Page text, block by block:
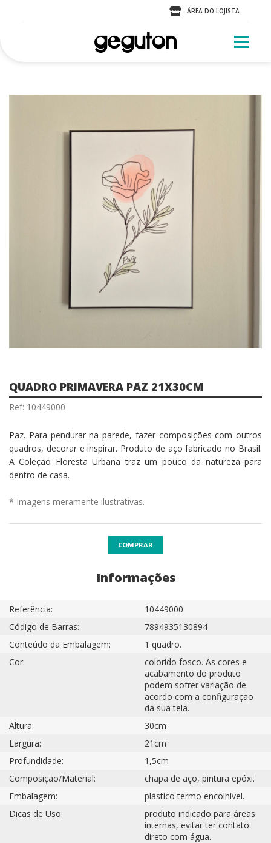
ÁREA DO LOJISTA
QUADRO PRIMAVERA PAZ 21X30CM
Ref: 10449000
Paz. Para pendurar na parede, fazer composições com outros
quadros, decorar e inspirar. Produto de aço fabricado no Brasil.
A Coleção Floresta Urbana traz um pouco da natureza para
dentro de casa.
* Imagens meramente ilustrativas.
COMPRAR
Informações
Referência:
10449000
Código de Barras:
7894935130894
Conteúdo da Embalagem:
1 quadro.
Cor:
colorido fosco. As cores e
acabamento do produto
podem sofrer variação de
acordo com a configuração
da sua tela.
Altura:
30cm
Largura:
21cm
Profundidade:
1,5cm
Composição/Material:
chapa de aço, pintura epóxi.
Embalagem:
plástico termo encolhível.
Dicas de Uso:
produto indicado para áreas
internas, evitar ter contato
direto com água.